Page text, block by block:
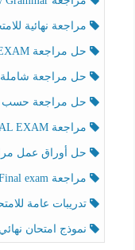
مراجعة نهائية للامتحان
حل مراجعة FINAL EXAMاللغة الإنجليزية الصف الخامس الفصل الثالث
حل مراجعة شاملة
حل مراجعة حسب الهيكل
مراجعة FINAL EXAMاللغة الإنجليزية الصف الخامس الفصل الثالث
حل أوراق عمل مراجعة
مراجعة Preparation for the Final exam اللغة الإنجليزية الصف الرابع الفصل الثالث
تدريبات عامة
نموذج امتحان نهائي